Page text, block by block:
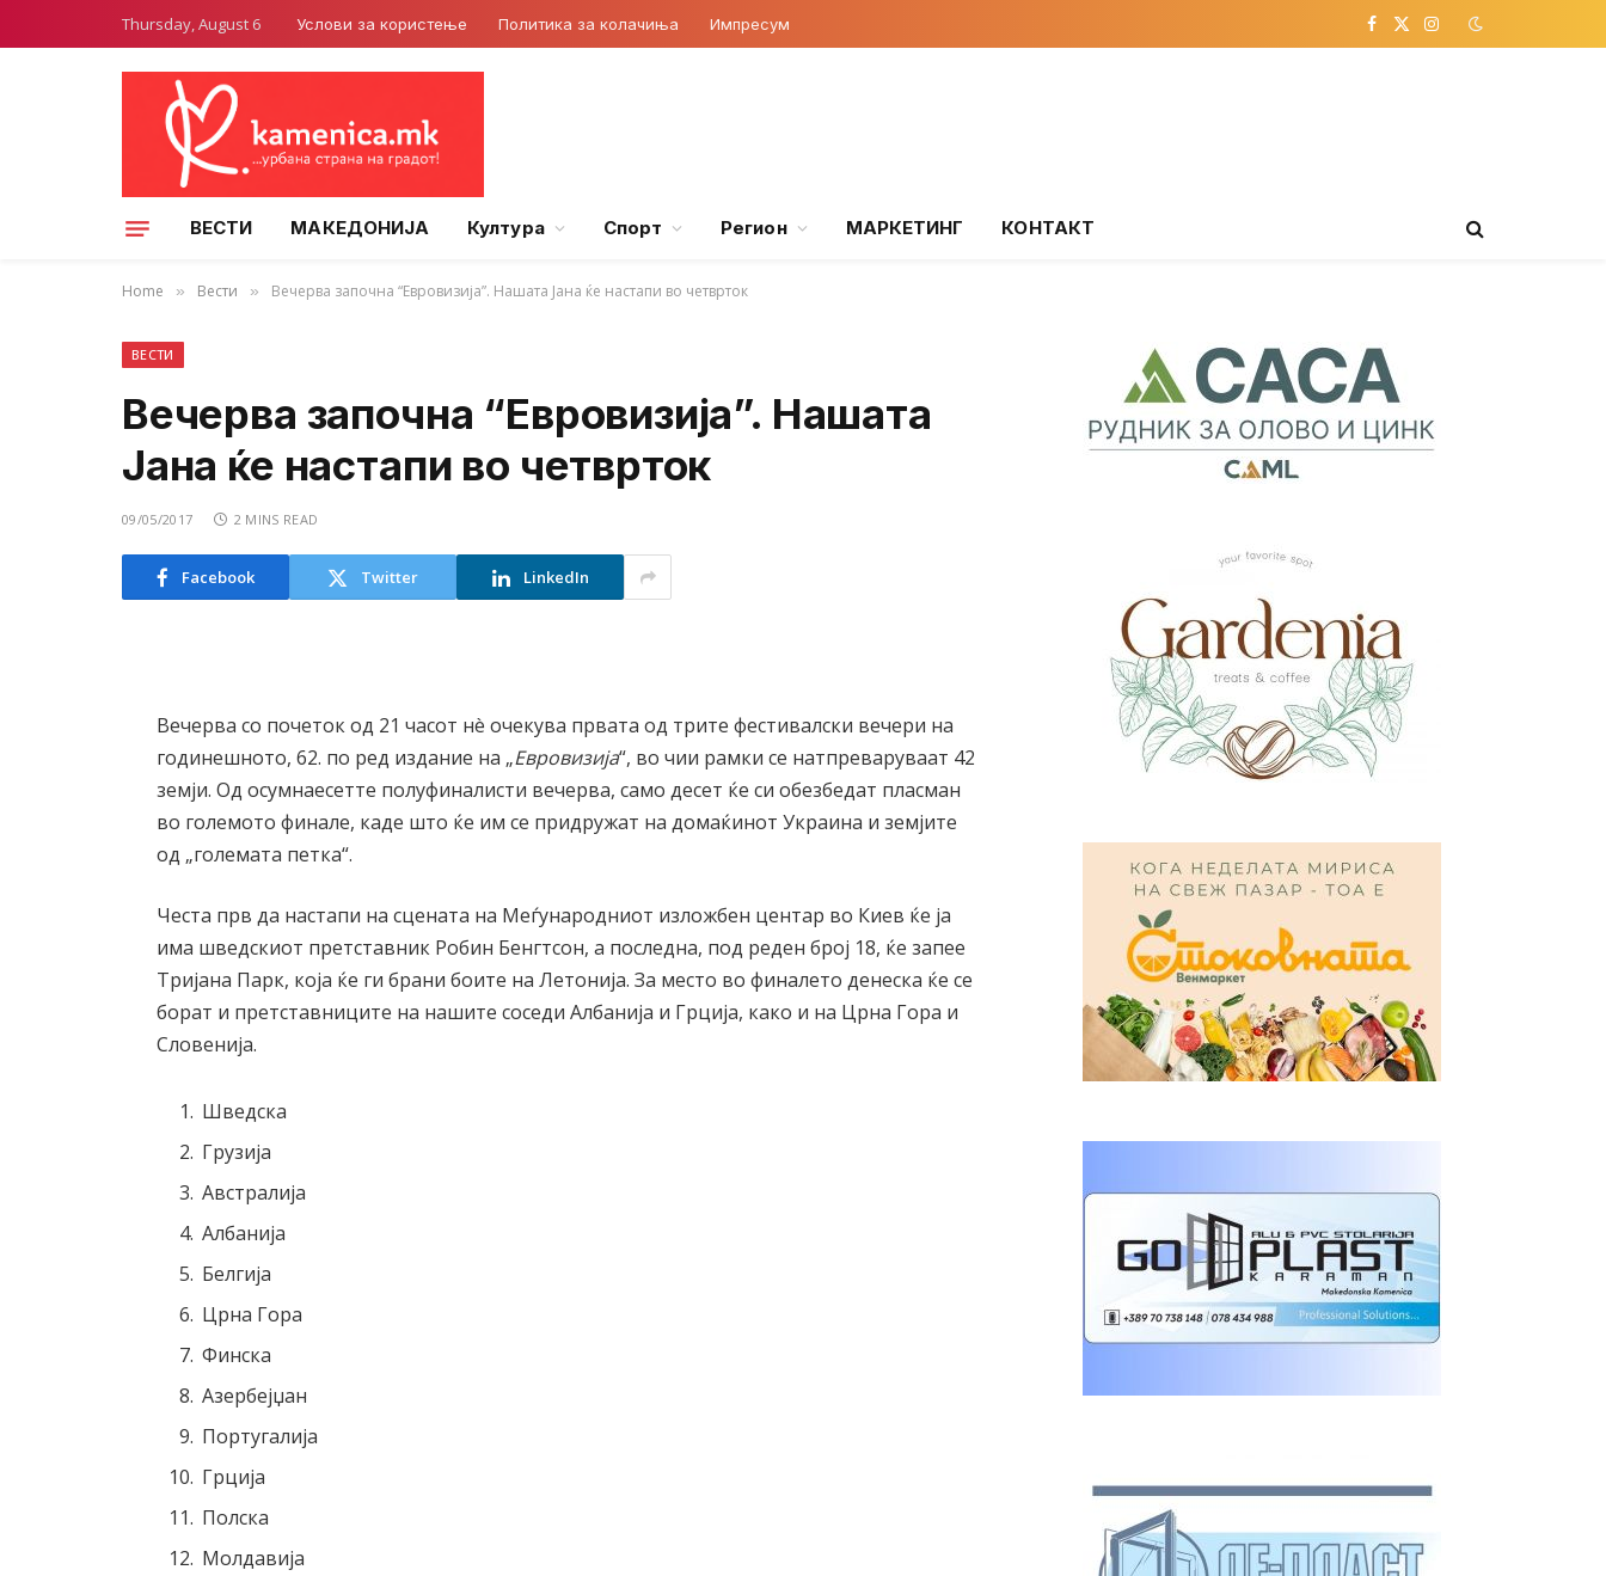
Thursday, August 6 Услови за користење Политика за колачиња Импресум Facebook
X
Instagram
ВЕСТИ МАКЕДОНИЈА Култура Спорт Регион МАРКЕТИНГ КОНТАКТ
Home » Вести » Вечерва започна “Евровизија”. Нашата Јана ќе настапи во четврток
ВЕСТИ
Вечерва започна “Евровизија”. Нашата
Јана ќе настапи во четврток
09/05/2017 2 MINS READ
Facebook Twitter LinkedIn
Вечерва со почеток од 21 часот нè очекува првата од трите фестивалски вечери на
годинешното, 62. по ред издание на „Евровизија“, во чии рамки се натпреваруваат 42
земји. Од осумнаесетте полуфиналисти вечерва, само десет ќе си обезбедат пласман
во големото финале, каде што ќе им се придружат на домаќинот Украина и земјите
од „големата петка“.
Честа прв да настапи на сцената на Меѓународниот изложбен центар во Киев ќе ја
има шведскиот претставник Робин Бенгтсон, а последна, под реден број 18, ќе запее
Тријана Парк, која ќе ги брани боите на Летонија. За место во финалето денеска ќе се
борат и претставниците на нашите соседи Албанија и Грција, како и на Црна Гора и
Словенија.
Шведска
Грузија
Австралија
Албанија
Белгија
Црна Гора
Финска
Азербејџан
Португалија
Грција
Полска
Молдавија